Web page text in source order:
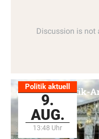
Politik aktuell
9.
AUG.
13:48 Uhr
Alle Politik-